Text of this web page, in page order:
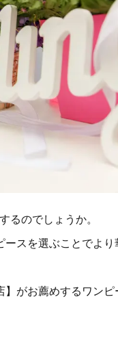
るのでしょうか。
スを選ぶことでよ
がお薦めするワンピ